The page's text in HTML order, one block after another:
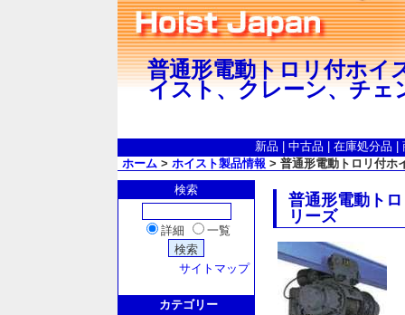
普通形電動トロリ付ホ
イスト、クレーン、チェ
新品 中古品 在庫処分品
ホーム > ホイスト製品情報 > 普通形電動トロリ付
検索
詳細 一覧
サイトマップ
カテゴリー
普通形電動ト
リーズ